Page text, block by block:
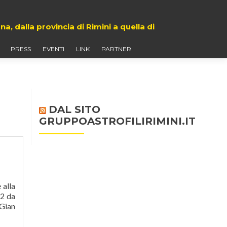
dalla provincia di Rimini a quella di
PRESS EVENTI LINK PARTNER
alla
da
DAL SITO
GRUPPOASTROFILIRIMINI.IT